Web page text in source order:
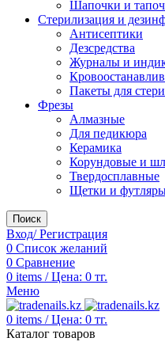
Шапочки и
Стерилизация и
Антисептики
Дезсредства
Журналы и
Пакеты для
Фрезы
Алмазные
Для педикюра
Керамика
Корундовые и
Твердосплавные
Щетки и
Поиск
Вход/ Регистрация
0 Список желаний
0 Сравнение
0 items / Цена: 0 тг.
Меню
0 items / Цена: 0 тг.
Каталог товаров